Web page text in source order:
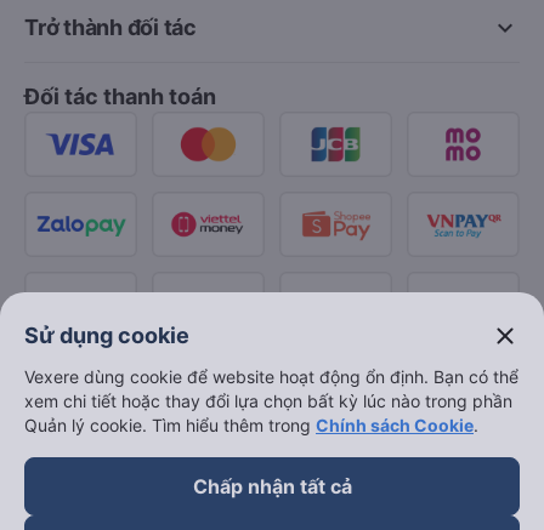
keyboard_arrow_down
Trở thành đối tác
Đối tác thanh toán
Sử dụng cookie close
Vexere dùng cookie để website hoạt động ổn định. Bạn có thể
xem chi tiết hoặc thay đổi lựa chọn bất kỳ lúc nào trong phần
Quản lý cookie. Tìm hiểu thêm trong Chính sách Cookie.
Chấp nhận tất cả